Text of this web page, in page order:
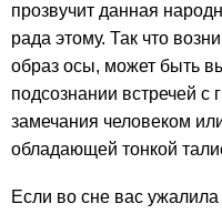
прозвучит данная
рада этому. Так что
образ осы, может быть
подсознании встречей
замечания человеком
обладающей тонкой
Если во сне вас